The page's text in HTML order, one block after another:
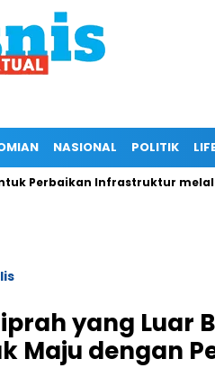
NASIONAL POLITIK
Infrastruktur melalui
yang Luar
Maju dengan